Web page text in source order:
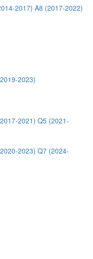
2017) A8 (2017-2022)
2023)
2021) Q5 (2021-
2023) Q7 (2024-